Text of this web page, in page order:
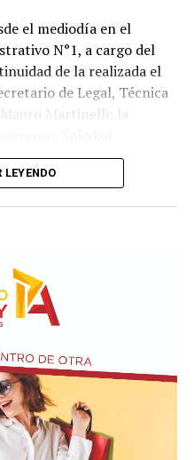
el mediodía en el
N°1, a cargo del
de la realizada el
de Legal, Técnica
Martinelli; la
Gómez; y el
Mogotes, Fernando
temporada de verano.
en conjunto en la
y en el futuro llamado a
resolvió
y mantener suspendidos
que permite congelar
las mesas de
LEYENDO